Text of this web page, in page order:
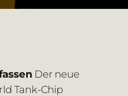
Der neue
Tank-Chip